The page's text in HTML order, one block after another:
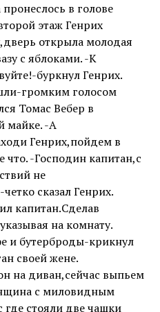
в голове
этаж Генрих
открыла молодая
с яблоками. -К
буркнул Генрих.
громким голосом
Томас Вебер в
майке. -А
Генрих,пойдем в
-Господин капитан,с
не
сказал Генрих.
капитан.Сделав
на комнату.
и бутерброды-крикнул
своей жене.
на диван,сейчас выпьем
с миловидным
где стояли две чашки